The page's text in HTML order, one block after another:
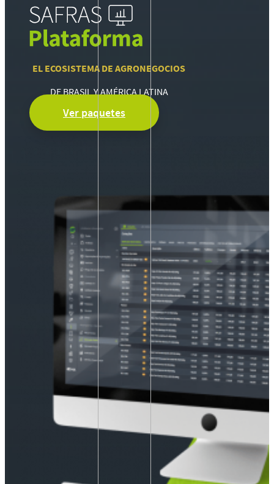
EL ECOSISTEMA DE AGRONEGOCIOS
DE BRASIL Y AMÉRICA LATINA
Ver paquetes